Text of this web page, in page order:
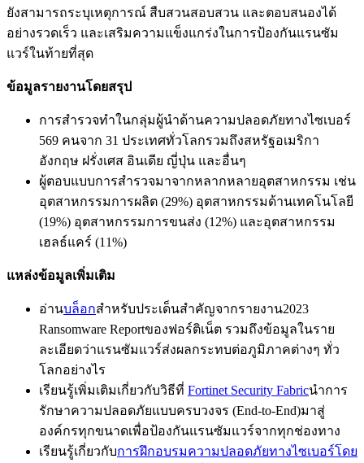
ยังสามารถระบุเหตุการณ์ สืบสวนสอบสวน และตอบสนองได้
อย่างรวดเร็ว และเสริมความแข็งแกร่งในการป้องกันแรนซัม
แวร์ในท้ายที่สุด
ข้อมูลรายงานโดยสรุป
การสำรวจทำในกลุ่มผู้นำด้านความปลอดภัยทางไซเบอร์
569 คนจาก 31 ประเทศทั่วโลกรวมถึงสหรัฐอเมริกา
อังกฤษ ฝรั่งเศส อินเดีย ญี่ปุ่น และอื่นๆ
ผู้ตอบแบบการสำรวจมาจากหลากหลายอุตสาหกรรม เช่น
อุตสาหกรรมการผลิต (29%) อุตสาหกรรมด้านเทคโนโลยี
(19%) อุตสาหกรรมการขนส่ง (12%) และอุตสาหกรรม
เฮลธ์แคร์ (11%)
แหล่งข้อมูลเพิ่มเติม
อ่านบล็อกสำหรับประเด็นสำคัญจากรายงาน2023
Ransomware Reportของฟอร์ติเน็ต รวมถึงข้อมูลในราย
ละเอียดว่าแรนซัมแวร์ส่งผลกระทบต่อภูมิภาคต่างๆ ทั่ว
โลกอย่างไร
เรียนรู้เพิ่มเติมเกี่ยวกับวิธีที่ Fortinet Security Fabricนำการ
รักษาความปลอดภัยแบบครบวงจร (End-to-End)มาสู่
องค์กรทุกขนาดเพื่อป้องกันแรนซัมแวร์จากทุกช่องทาง
เรียนรู้เกี่ยวกับการฝึกอบรมความปลอดภัยทางไซเบอร์โดย